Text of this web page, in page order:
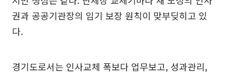
권과 공공기관장의 임기 보장 원칙이 맞부딪히고 있
다.
경기도로서는 인사교체 폭보다 업무보고, 성과관리,